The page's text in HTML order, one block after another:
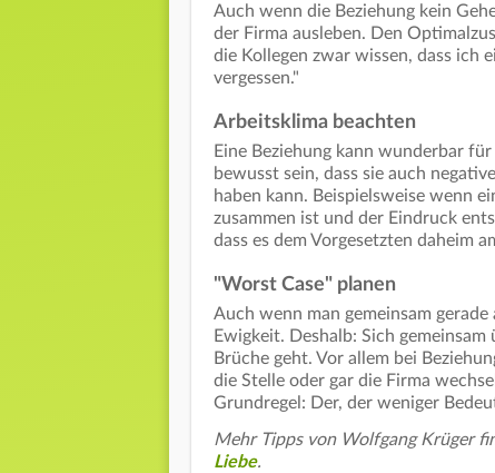
Auch wenn die Beziehung kein
der Firma ausleben. Den
die Kollegen zwar wissen, dass ich
vergessen."
Arbeitsklima beachten
Eine Beziehung kann wunderbar
bewusst sein, dass sie auch
haben kann. Beispielsweise wenn
zusammen ist und der Eindruck
dass es dem Vorgesetzten daheim
"Worst Case" planen
Auch wenn man gemeinsam
Ewigkeit. Deshalb: Sich
Brüche geht. Vor allem bei
die Stelle oder gar die Firma
Grundregel: Der, der weniger
Mehr Tipps von Wolfgang Krüger
Liebe.